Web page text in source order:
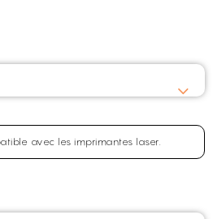
avec les imprimantes laser.